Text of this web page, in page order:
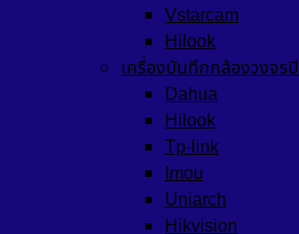
Vstarcam
Hilook
เครื่องบันทึกกล้องวงจร
Dahua
Hilook
Tp-link
Imou
Uniarch
Hikvision